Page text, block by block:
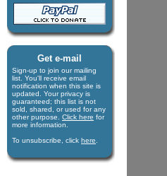
Get e-mail
Sign-up to join our mail­ing
list. You'll receive e­mail
notification when this site is
updated. Your privacy is
guaran­teed; this list is not
sold, shared, or used for any
other purpose. Click here for
more infor­mation.
To unsubscribe, click here